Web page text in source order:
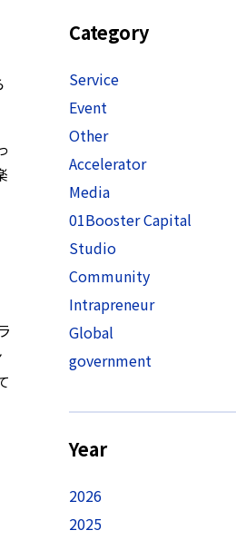
Category
Service
Event
Other
Accelerator
Media
01Booster Capital
Studio
Community
Intrapreneur
Global
government
Year
2026
2025